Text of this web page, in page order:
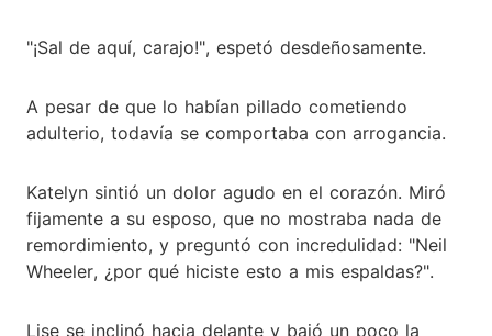
"¡Sal de aquí, carajo!", espetó desdeñosamente.
A pesar de que lo habían pillado cometiendo
adulterio, todavía se comportaba con arrogancia.
Katelyn sintió un dolor agudo en el corazón. Miró
fijamente a su esposo, que no mostraba nada de
remordimiento, y preguntó con incredulidad: "Neil
Wheeler, ¿por qué hiciste esto a mis espaldas?".
Lise se inclinó hacia delante y bajó un poco la